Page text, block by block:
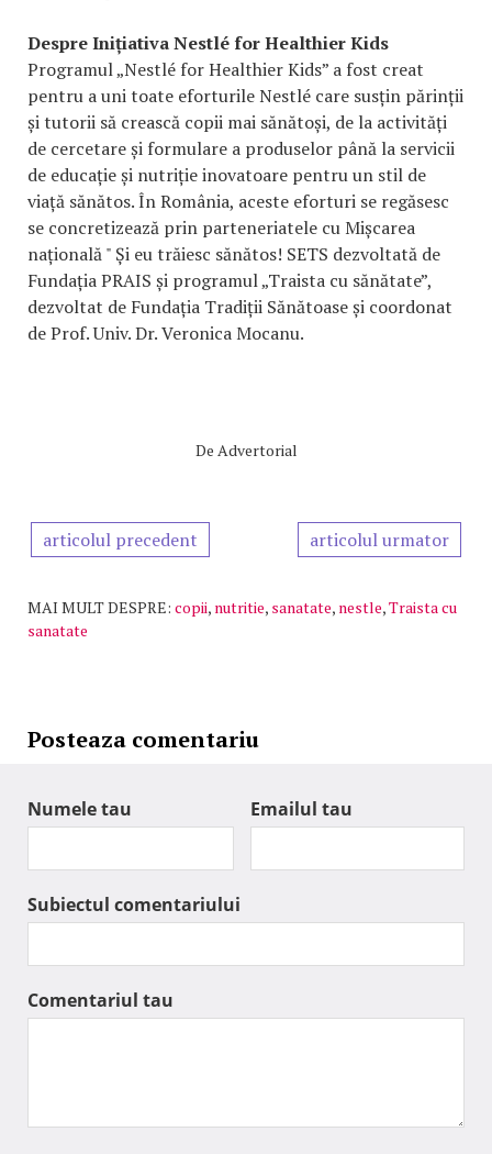
Despre Inițiativa Nestlé for Healthier Kids
Programul „Nestlé for Healthier Kids” a fost creat
pentru a uni toate eforturile Nestlé care susțin părinții
și tutorii să crească copii mai sănătoși, de la activități
de cercetare și formulare a produselor până la servicii
de educație și nutriție inovatoare pentru un stil de
viață sănătos. În România, aceste eforturi se regăsesc
se concretizează prin parteneriatele cu Mișcarea
națională " Și eu trăiesc sănătos! SETS dezvoltată de
Fundația PRAIS și programul „Traista cu sănătate”,
dezvoltat de Fundația Tradiții Sănătoase și coordonat
de Prof. Univ. Dr. Veronica Mocanu.
De Advertorial
articolul precedent articolul urmator
MAI MULT DESPRE: copii, nutritie, sanatate, nestle,Traista cu
sanatate
Posteaza comentariu
Numele tau Emailul tau
Subiectul comentariului
Comentariul tau